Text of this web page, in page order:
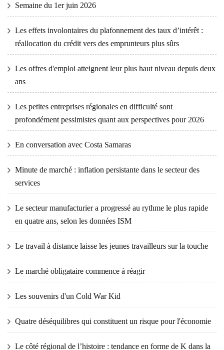
Semaine du 1er juin 2026
Les effets involontaires du plafonnement des taux d’intérêt :
réallocation du crédit vers des emprunteurs plus sûrs
Les offres d'emploi atteignent leur plus haut niveau depuis deux
ans
Les petites entreprises régionales en difficulté sont
profondément pessimistes quant aux perspectives pour 2026
En conversation avec Costa Samaras
Minute de marché : inflation persistante dans le secteur des
services
Le secteur manufacturier a progressé au rythme le plus rapide
en quatre ans, selon les données ISM
Le travail à distance laisse les jeunes travailleurs sur la touche
Le marché obligataire commence à réagir
Les souvenirs d'un Cold War Kid
Quatre déséquilibres qui constituent un risque pour l'économie
Le côté régional de l’histoire : tendance en forme de K dans la